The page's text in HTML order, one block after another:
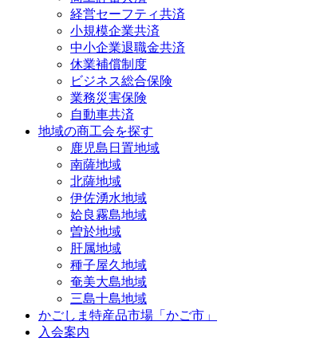
経営セーフティ共済
小規模企業共済
中小企業退職金共済
休業補償制度
ビジネス総合保険
業務災害保険
自動車共済
地域の商工会を探す
鹿児島日置地域
南薩地域
北薩地域
伊佐湧水地域
姶良霧島地域
曽於地域
肝属地域
種子屋久地域
奄美大島地域
三島十島地域
かごしま特産品市場「かご市」
入会案内